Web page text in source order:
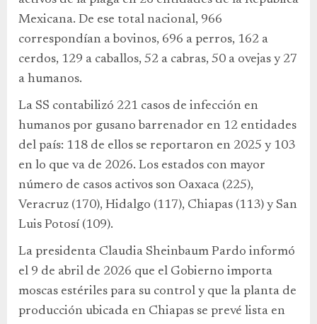
Mexicana. De ese total nacional, 966
correspondían a bovinos, 696 a perros, 162 a
cerdos, 129 a caballos, 52 a cabras, 50 a ovejas y 27
a humanos.
La SS contabilizó 221 casos de infección en
humanos por gusano barrenador en 12 entidades
del país: 118 de ellos se reportaron en 2025 y 103
en lo que va de 2026. Los estados con mayor
número de casos activos son Oaxaca (225),
Veracruz (170), Hidalgo (117), Chiapas (113) y San
Luis Potosí (109).
La presidenta Claudia Sheinbaum Pardo informó
el 9 de abril de 2026 que el Gobierno importa
moscas estériles para su control y que la planta de
producción ubicada en Chiapas se prevé lista en